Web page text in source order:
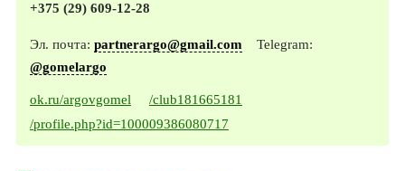
+375 (29) 609-12-28
Эл. почта: partnerargo@gmail.com Telegram:
@gomelargo
ok.ru/argovgomel
/club181665181
/profile.php?id=100009386080717